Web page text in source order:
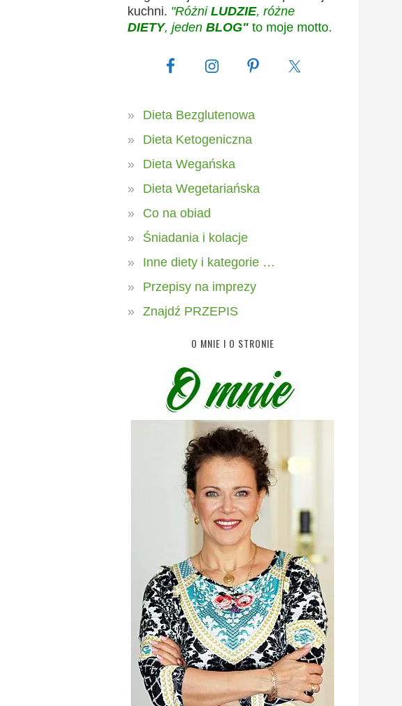
kuchni. "Różni LUDZIE, różne
DIETY, jeden BLOG" to moje motto.
Dieta Bezglutenowa
Dieta Ketogeniczna
Dieta Wegańska
Dieta Wegetariańska
Co na obiad
Śniadania i kolacje
Inne diety i kategorie …
Przepisy na imprezy
Znajdź PRZEPIS
O MNIE I O STRONIE